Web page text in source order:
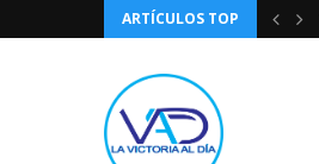
ARTÍCULOS TOP